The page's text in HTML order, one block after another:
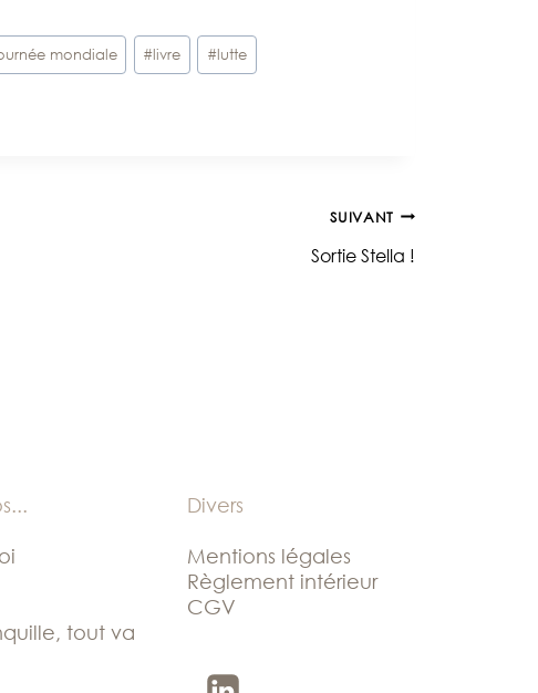
mondiale #livre #lutte
SUIVANT
Sortie Stella !
...
tout va
Divers
Mentions légales
Règlement intérieur
CGV